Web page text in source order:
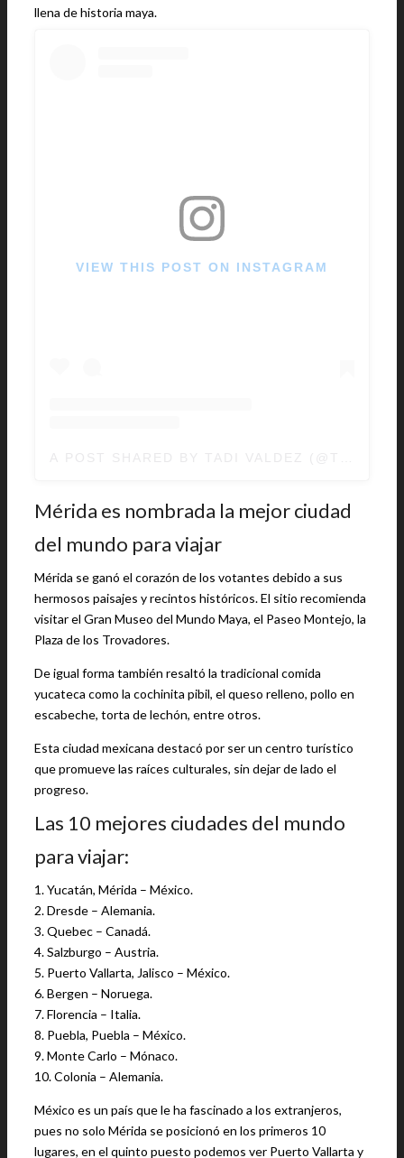
llena de historia maya.
VIEW THIS POST ON INSTAGRAM
Mérida es nombrada la mejor ciudad
del mundo para viajar
Mérida se ganó el corazón de los votantes debido a sus
hermosos paisajes y recintos históricos. El sitio recomienda
visitar el Gran Museo del Mundo Maya, el Paseo Montejo, la
Plaza de los Trovadores.
De igual forma también resaltó la tradicional comida
yucateca como la cochinita pibil, el queso relleno, pollo en
escabeche, torta de lechón, entre otros.
Esta ciudad mexicana destacó por ser un centro turístico
que promueve las raíces culturales, sin dejar de lado el
progreso.
Las 10 mejores ciudades del mundo
para viajar:
1. Yucatán, Mérida – México.
2. Dresde – Alemania.
3. Quebec – Canadá.
4. Salzburgo – Austria.
5. Puerto Vallarta, Jalisco – México.
6. Bergen – Noruega.
7. Florencia – Italia.
8. Puebla, Puebla – México.
9. Monte Carlo – Mónaco.
10. Colonia – Alemania.
México es un país que le ha fascinado a los extranjeros,
pues no solo Mérida se posicionó en los primeros 10
lugares, en el quinto puesto podemos ver Puerto Vallarta y